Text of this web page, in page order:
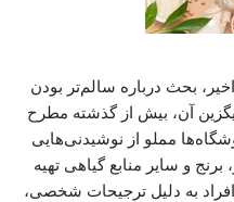
بحث درباره سالم‌تر بودن
آن، بیش از گذشته مطرح
مملو از نوشیدنی‌هایی
و سایر منابع گیاهی تهیه
به دلیل ترجیحات شخصی،